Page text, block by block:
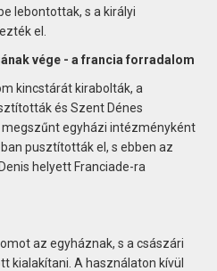
lebontottak, s a királyi
el.
vége - a francia forradalom
kincstárát kirabolták, a
és Szent Dénes
egyházi intézményként
pusztították el, s ebben az
helyett Franciade-ra
az egyháznak, s a császári
kialakítani. A használaton kívül